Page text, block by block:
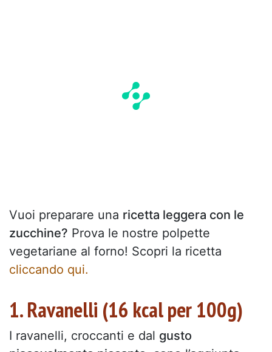
Vuoi preparare una ricetta leggera con le
zucchine? Prova le nostre polpette
vegetariane al forno! Scopri la ricetta
cliccando qui.
1. Ravanelli (16 kcal per 100g)
I ravanelli, croccanti e dal gusto